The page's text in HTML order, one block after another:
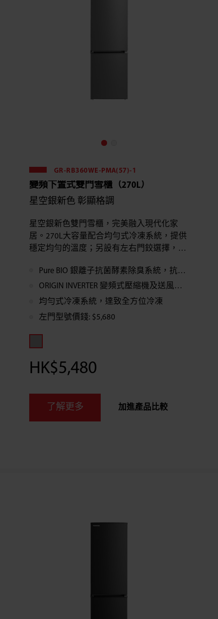
GR-RB360WE-PMA(57)-1
變頻下置式雙門雪櫃（270L）
星空銀新色 彰顯格調
星空銀新色雙門雪櫃，完美融入現代化家
居。270L大容量配合均勻式冷凍系統，提供
穩定均勻的溫度；另設有左右門鉸選擇，想
需要！
Pure BIO 銀離子抗菌酵素除臭系統，抗菌除臭效果達99.9%*
ORIGIN INVERTER 變頻式壓縮機及送風系統，節省能源達17%*
均勻式冷凍系統，達致全方位冷凍
左門型號價錢: $5,680
HK$5,480
了解更多 加進產品比較